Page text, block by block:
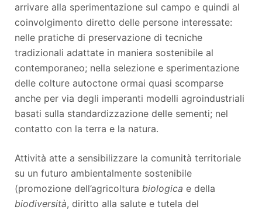
arrivare alla sperimentazione sul campo e quindi al
coinvolgimento diretto delle persone interessate:
nelle pratiche di preservazione di tecniche
tradizionali adattate in maniera sostenibile al
contemporaneo; nella selezione e sperimentazione
delle colture autoctone ormai quasi scomparse
anche per via degli imperanti modelli agroindustriali
basati sulla standardizzazione delle sementi; nel
contatto con la terra e la natura.
Attività atte a sensibilizzare la comunità territoriale
su un futuro ambientalmente sostenibile
(promozione dell’agricoltura biologica e della
biodiversità, diritto alla salute e tutela del